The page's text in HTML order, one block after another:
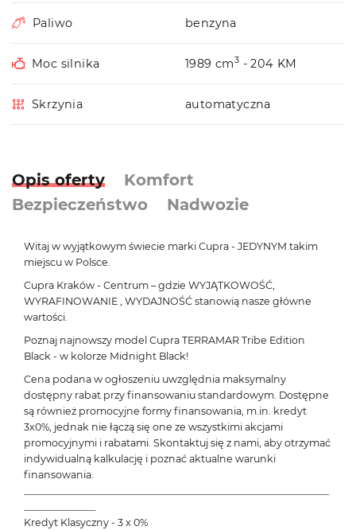
Paliwo benzyna
Moc silnika 1989 cm3 - 204 KM
Skrzynia automatyczna
Opis oferty
Komfort
Bezpieczeństwo
Nadwozie
Witaj w wyjątkowym świecie marki Cupra - JEDYNYM takim
miejscu w Polsce.
Cupra Kraków - Centrum – gdzie WYJĄTKOWOŚĆ,
WYRAFINOWANIE , WYDAJNOŚĆ stanowią nasze główne
wartości.
Poznaj najnowszy model Cupra TERRAMAR Tribe Edition
Black - w kolorze Midnight Black!
Cena podana w ogłoszeniu uwzględnia maksymalny
dostępny rabat przy finansowaniu standardowym. Dostępne
są również promocyjne formy finansowania, m.in. kredyt
3x0%, jednak nie łączą się one ze wszystkimi akcjami
promocyjnymi i rabatami. Skontaktuj się z nami, aby otrzymać
indywidualną kalkulację i poznać aktualne warunki
finansowania.
Kredyt Klasyczny - 3 x 0%